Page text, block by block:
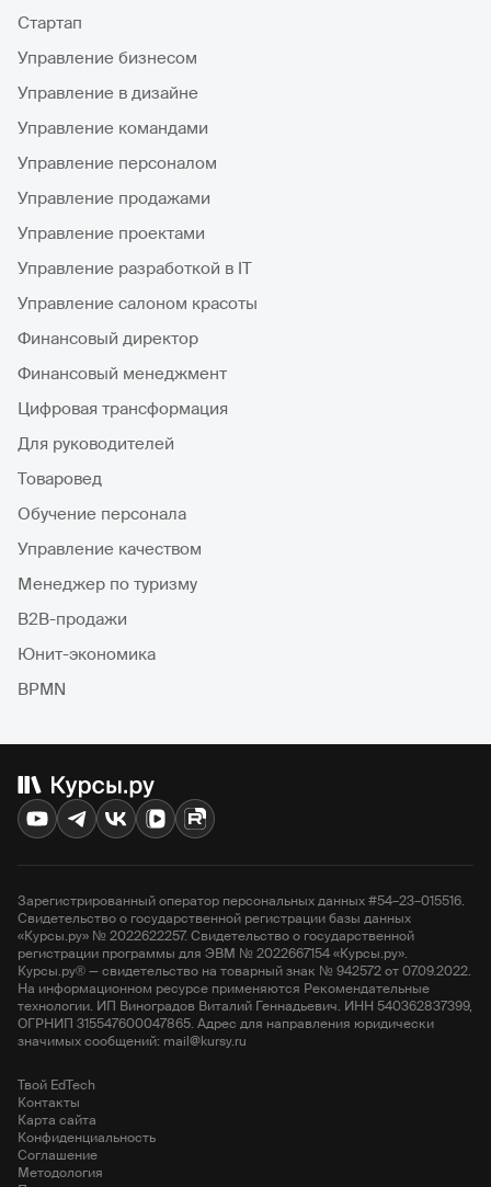
Стартап
Управление бизнесом
Управление в дизайне
Управление командами
Управление персоналом
Управление продажами
Управление проектами
Управление разработкой в IT
Управление салоном красоты
Финансовый директор
Финансовый менеджмент
Цифровая трансформация
Для руководителей
Товаровед
Обучение персонала
Управление качеством
Менеджер по туризму
B2B-продажи
Юнит-экономика
BPMN
Зарегистрированный оператор персональных данных #54–23–015516.
Свидетельство о государственной регистрации базы данных
«Курсы.ру» № 2022622257. Свидетельство о государственной
регистрации программы для ЭВМ № 2022667154 «Курсы.ру».
Курсы.ру® — свидетельство на товарный знак № 942572 от 07.09.2022.
На информационном ресурсе применяются Рекомендательные
технологии. ИП Виноградов Виталий Геннадьевич. ИНН 540362837399,
ОГРНИП 315547600047865. Адрес для направления юридически
значимых сообщений: mail@kursy.ru
Твой EdTech
Контакты
Карта сайта
Конфиденциальность
Соглашение
Методология